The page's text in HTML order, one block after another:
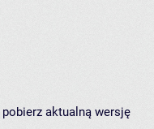
aktualną wersję